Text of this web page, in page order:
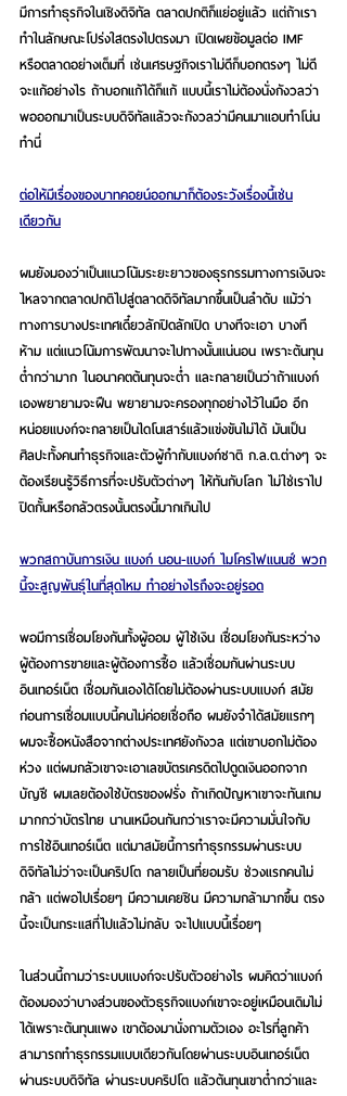
มีการทำธุรกิจในเชิงดิจิทัล ตลาดปกติก็แย่อยู่แล้ว แต่ถ้าเรา
ทำในลักษณะโปร่งใสตรงไปตรงมา เปิดเผยข้อมูลต่อ IMF
หรือตลาดอย่างเต็มที่ เช่นเศรษฐกิจเราไม่ดีก็บอกตรงๆ ไม่ดี
จะแก้อย่างไร ถ้าบอกแก้ได้ก็แก้ แบบนี้เราไม่ต้องนั่งกังวลว่า
พอออกมาเป็นระบบดิจิทัลแล้วจะกังวลว่ามีคนมาแอบทำโน่น
ทำนี่
ต่อให้มีเรื่องของบาทคอยน์ออกมาก็ต้องระวังเรื่องนี้เช่น
เดียวกัน
ผมยังมองว่าเป็นแนวโน้มระยะยาวของธุรกรรมทางการเงินจะ
ไหลจากตลาดปกติไปสู่ตลาดดิจิทัลมากขึ้นเป็นลำดับ แม้ว่า
ทางการบางประเทศเดี๋ยวลักปิดลักเปิด บางทีจะเอา บางที
ห้าม แต่แนวโน้มการพัฒนาจะไปทางนั้นแน่นอน เพราะต้นทุน
ต่ำกว่ามาก ในอนาคตต้นทุนจะต่ำ และกลายเป็นว่าถ้าแบงก์
เองพยายามจะฝืน พยายามจะครองทุกอย่างไว้ในมือ อีก
หน่อยแบงก์จะกลายเป็นไดโนเสาร์แล้วแข่งขันไม่ได้ มันเป็น
ศิลปะทั้งคนทำธุรกิจและตัวผู้กำกับแบงก์ชาติ ก.ล.ต.ต่างๆ จะ
ต้องเรียนรู้วิธีการที่จะปรับตัวต่างๆ ให้ทันกับโลก ไม่ใช่เราไป
ปิดกั้นหรือกลัวตรงนั้นตรงนี้มากเกินไป
พวกสถาบันการเงิน แบงก์ นอน-แบงก์ ไมโครไฟแนนซ์ พวก
นี้จะสูญพันธุ์ในที่สุดไหม ทำอย่างไรถึงจะอยู่รอด
พอมีการเชื่อมโยงกันทั้งผู้ออม ผู้ใช้เงิน เชื่อมโยงกันระหว่าง
ผู้ต้องการขายและผู้ต้องการซื้อ แล้วเชื่อมกันผ่านระบบ
อินเทอร์เน็ต เชื่อมกันเองได้โดยไม่ต้องผ่านระบบแบงก์ สมัย
ก่อนการเชื่อมแบบนี้คนไม่ค่อยเชื่อถือ ผมยังจำได้สมัยแรกๆ
ผมจะซื้อหนังสือจากต่างประเทศยังกังวล แต่เขาบอกไม่ต้อง
ห่วง แต่ผมกลัวเขาจะเอาเลขบัตรเครดิตไปดูดเงินออกจาก
บัญชี ผมเลยต้องใช้บัตรของฝรั่ง ถ้าเกิดปัญหาเขาจะทันเกม
มากกว่าบัตรไทย นานเหมือนกันกว่าเราจะมีความมั่นใจกับ
การใช้อินเทอร์เน็ต แต่มาสมัยนี้การทำธุรกรรมผ่านระบบ
ดิจิทัลไม่ว่าจะเป็นคริปโต กลายเป็นที่ยอมรับ ช่วงแรกคนไม่
กล้า แต่พอไปเรื่อยๆ มีความเคยชิน มีความกล้ามากขึ้น ตรง
นี้จะเป็นกระแสที่ไปแล้วไม่กลับ จะไปแบบนี้เรื่อยๆ
ในส่วนนี้ถามว่าระบบแบงก์จะปรับตัวอย่างไร ผมคิดว่าแบงก์
ต้องมองว่าบางส่วนของตัวธุรกิจแบงก์เขาจะอยู่เหมือนเดิมไม่
ได้เพราะต้นทุนแพง เขาต้องมานั่งถามตัวเอง อะไรที่ลูกค้า
สามารถทำธุรกรรมแบบเดียวกันโดยผ่านระบบอินเทอร์เน็ต
ผ่านระบบดิจิทัล ผ่านระบบคริปโต แล้วต้นทุนเขาต่ำกว่าและ